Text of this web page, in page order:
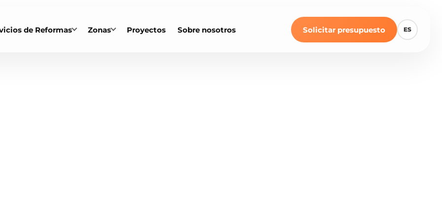
de Reformas Zonas Proyectos Sobre nosotros Solicitar presupuesto ES